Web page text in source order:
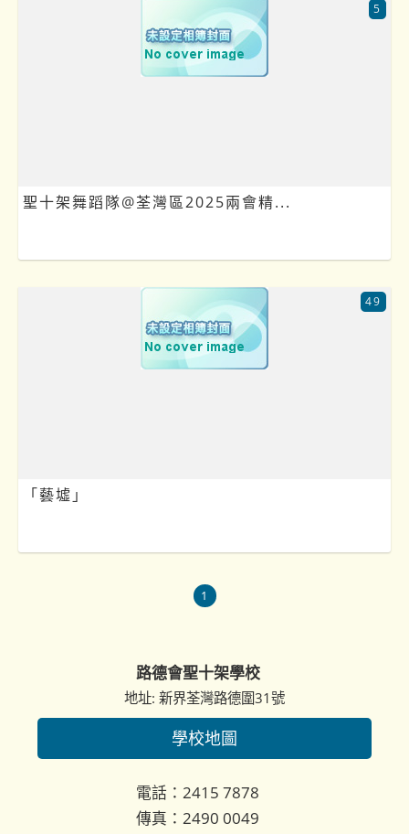
聖十架舞蹈隊@荃灣區2025兩會精...
5
「藝墟」
49
1
路德會聖十架學校
地址: 新界荃灣路德圍31號
學校地圖
電話：2415 7878
傳真：2490 0049